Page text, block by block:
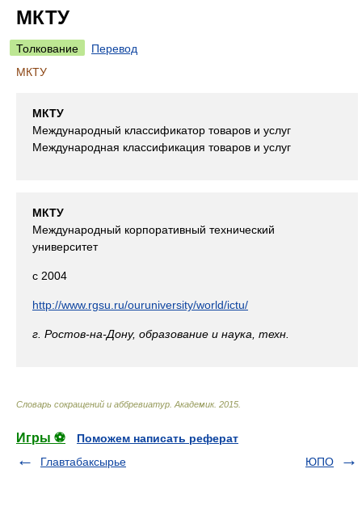
МКТУ
Толкование
Перевод
МКТУ
МКТУ
Международный классификатор товаров и услуг
Международная классификация товаров и услуг
МКТУ
Международный корпоративный технический
университет
с 2004
http://www.rgsu.ru/ouruniversity/world/ictu/
г. Ростов-на-Дону, образование и наука, техн.
Словарь сокращений и аббревиатур Академик. 2015
Игры ⚽
Поможем написать реферат
Главтабаксырье
ЮПО